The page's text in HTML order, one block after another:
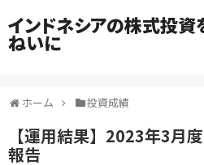
インドネシアの株式投資
ねいに
ホーム 投資成績
【運用結果】2023年3月
報告